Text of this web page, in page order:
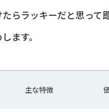
らラッキーだと思って
ます。
主な特徴